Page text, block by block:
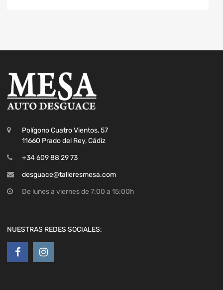
Polígono Cuatro Vientos, 57
11660 Prado del Rey, Cádiz
+34 609 88 29 73
desguace@talleresmesa.com
De lunes a viernes de 7:00 a 15:00h
NUESTRAS REDES SOCIALES: